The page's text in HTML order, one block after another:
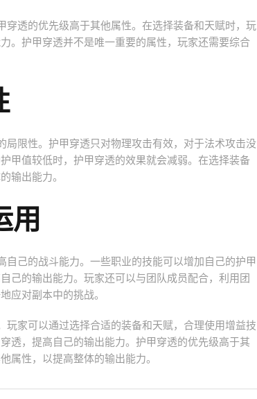
透的优先级高于其他属性。在选择装备和天赋时，玩
。护甲穿透并不是唯一重要的属性，玩家还需要综合
局限性。护甲穿透只对物理攻击有效，对于法术攻击没
甲值较低时，护甲穿透的效果就会减弱。在选择装备
输出能力。
用
己的战斗能力。一些职业的技能可以增加自己的护甲
己的输出能力。玩家还可以与团队成员配合，利用团
应对副本中的挑战。
家可以通过选择合适的装备和天赋，合理使用增益技
透，提高自己的输出能力。护甲穿透的优先级高于其
属性，以提高整体的输出能力。